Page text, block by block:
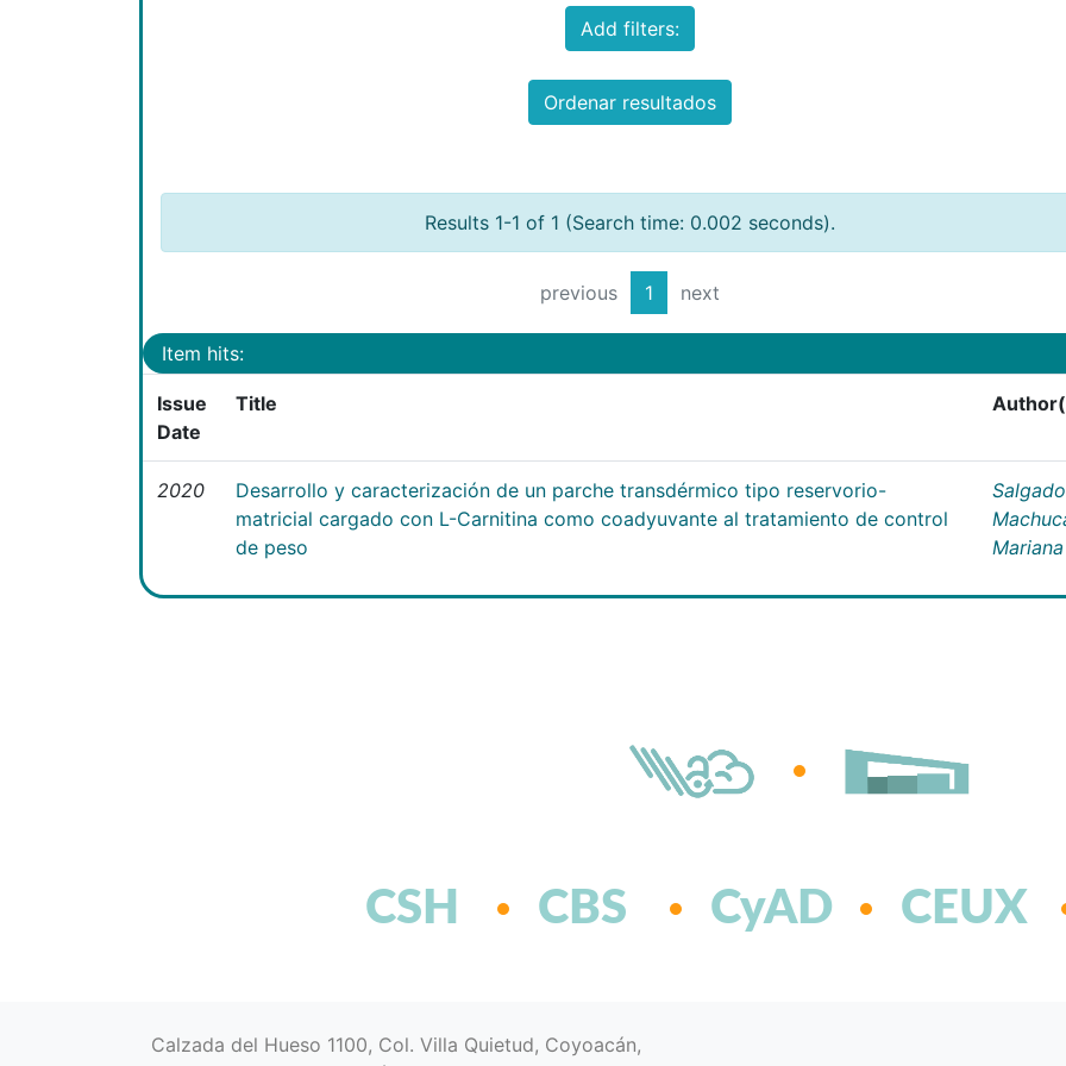
Add filters:
Ordenar resultados
Results 1-1 of 1 (Search time: 0.002 seconds).
previous 1 next
Item hits:
Issue
Date
Title
2020
Desarrollo y caracterización de un parche transdérmico tipo reservorio-
matricial cargado con L-Carnitina como coadyuvante al tratamiento de control
de peso
Salgado
Mariana
CSH CBS CyAD CEUX
Calzada del Hueso 1100, Col. Villa Quietud, Coyoacán,